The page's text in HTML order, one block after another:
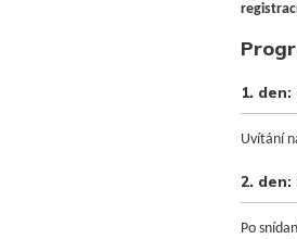
1.
Uvítání
2. den:
Po